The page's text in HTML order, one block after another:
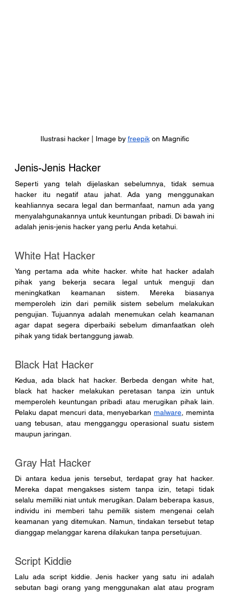
Ilustrasi hacker | Image by freepik on Magnific
Jenis-Jenis Hacker
Seperti yang telah dijelaskan sebelumnya, tidak semua
hacker itu negatif atau jahat. Ada yang menggunakan
keahliannya secara legal dan bermanfaat, namun ada yang
menyalahgunakannya untuk keuntungan pribadi. Di bawah ini
adalah jenis-jenis hacker yang perlu Anda ketahui.
White Hat Hacker
Yang pertama ada white hacker. white hat hacker adalah
pihak yang bekerja secara legal untuk menguji dan
meningkatkan keamanan sistem. Mereka biasanya
memperoleh izin dari pemilik sistem sebelum melakukan
pengujian. Tujuannya adalah menemukan celah keamanan
agar dapat segera diperbaiki sebelum dimanfaatkan oleh
pihak yang tidak bertanggung jawab.
Black Hat Hacker
Kedua, ada black hat hacker. Berbeda dengan white hat,
black hat hacker melakukan peretasan tanpa izin untuk
memperoleh keuntungan pribadi atau merugikan pihak lain.
Pelaku dapat mencuri data, menyebarkan malware , meminta
uang tebusan, atau mengganggu operasional suatu sistem
maupun jaringan.
Gray Hat Hacker
Di antara kedua jenis tersebut, terdapat gray hat hacker.
Mereka dapat mengakses sistem tanpa izin, tetapi tidak
selalu memiliki niat untuk merugikan. Dalam beberapa kasus,
individu ini memberi tahu pemilik sistem mengenai celah
keamanan yang ditemukan. Namun, tindakan tersebut tetap
dianggap melanggar karena dilakukan tanpa persetujuan.
Script Kiddie
Lalu ada script kiddie. Jenis hacker yang satu ini adalah
sebutan bagi orang yang menggunakan alat atau program